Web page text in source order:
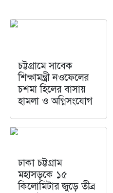
চট্টগ্রামে সাবেক
শিক্ষামন্ত্রী নওফেলের
চশমা হিলের বাসায়
হামলা ও অগ্নিসংযোগ
ঢাকা চট্টগ্রাম
মহাসড়কে ১৫
কিলোমিটার জুড়ে তীব্র